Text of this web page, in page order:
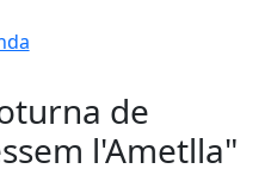
de
l'Ametlla"